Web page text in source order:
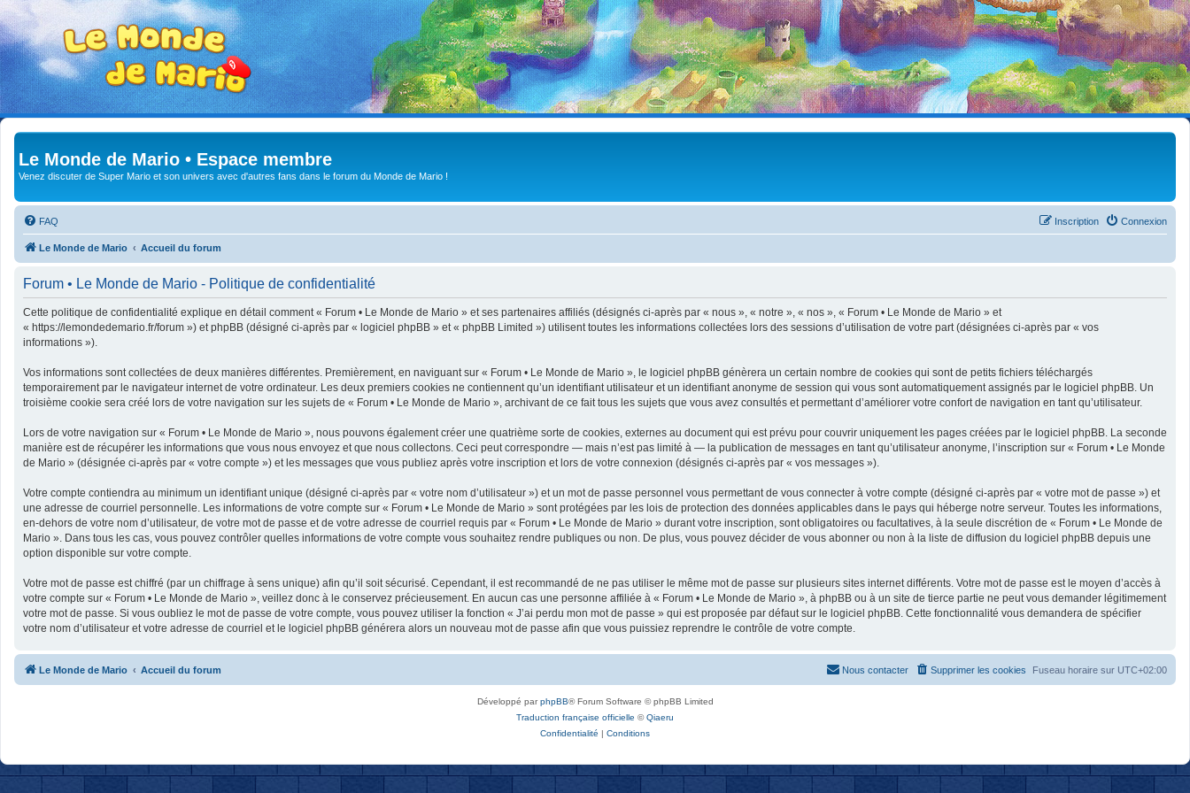
Le Monde de Mario • Espace membre
Venez discuter de Super Mario et son univers avec d'autres fans dans le forum du Monde de Mario !
FAQ Connexion
Inscription
Le Monde de Mario Accueil du forum
Forum • Le Monde de Mario - Politique de confidentialité
Cette politique de confidentialité explique en détail comment « Forum • Le Monde de Mario » et ses partenaires affiliés (désignés ci-après par « nous », « notre », « nos », « Forum • Le Monde de Mario » et
« https://lemondedemario.fr/forum ») et phpBB (désigné ci-après par « logiciel phpBB » et « phpBB Limited ») utilisent toutes les informations collectées lors des sessions d’utilisation de votre part (désignées ci-après par « vos
informations »).
Vos informations sont collectées de deux manières différentes. Premièrement, en naviguant sur « Forum • Le Monde de Mario », le logiciel phpBB génèrera un certain nombre de cookies qui sont de petits fichiers téléchargés
temporairement par le navigateur internet de votre ordinateur. Les deux premiers cookies ne contiennent qu’un identifiant utilisateur et un identifiant anonyme de session qui vous sont automatiquement assignés par le logiciel phpBB. Un
troisième cookie sera créé lors de votre navigation sur les sujets de « Forum • Le Monde de Mario », archivant de ce fait tous les sujets que vous avez consultés et permettant d’améliorer votre confort de navigation en tant qu’utilisateur.
Lors de votre navigation sur « Forum • Le Monde de Mario », nous pouvons également créer une quatrième sorte de cookies, externes au document qui est prévu pour couvrir uniquement les pages créées par le logiciel phpBB. La seconde
manière est de récupérer les informations que vous nous envoyez et que nous collectons. Ceci peut correspondre — mais n’est pas limité à — la publication de messages en tant qu’utilisateur anonyme, l’inscription sur « Forum • Le Monde
de Mario » (désignée ci-après par « votre compte ») et les messages que vous publiez après votre inscription et lors de votre connexion (désignés ci-après par « vos messages »).
Votre compte contiendra au minimum un identifiant unique (désigné ci-après par « votre nom d’utilisateur ») et un mot de passe personnel vous permettant de vous connecter à votre compte (désigné ci-après par « votre mot de passe ») et
une adresse de courriel personnelle. Les informations de votre compte sur « Forum • Le Monde de Mario » sont protégées par les lois de protection des données applicables dans le pays qui héberge notre serveur. Toutes les informations,
en-dehors de votre nom d’utilisateur, de votre mot de passe et de votre adresse de courriel requis par « Forum • Le Monde de Mario » durant votre inscription, sont obligatoires ou facultatives, à la seule discrétion de « Forum • Le Monde de
Mario ». Dans tous les cas, vous pouvez contrôler quelles informations de votre compte vous souhaitez rendre publiques ou non. De plus, vous pouvez décider de vous abonner ou non à la liste de diffusion du logiciel phpBB depuis une
option disponible sur votre compte.
Votre mot de passe est chiffré (par un chiffrage à sens unique) afin qu’il soit sécurisé. Cependant, il est recommandé de ne pas utiliser le même mot de passe sur plusieurs sites internet différents. Votre mot de passe est le moyen d’accès à
votre compte sur « Forum • Le Monde de Mario », veillez donc à le conservez précieusement. En aucun cas une personne affiliée à « Forum • Le Monde de Mario », à phpBB ou à un site de tierce partie ne peut vous demander légitimement
votre mot de passe. Si vous oubliez le mot de passe de votre compte, vous pouvez utiliser la fonction « J’ai perdu mon mot de passe » qui est proposée par défaut sur le logiciel phpBB. Cette fonctionnalité vous demandera de spécifier
votre nom d’utilisateur et votre adresse de courriel et le logiciel phpBB générera alors un nouveau mot de passe afin que vous puissiez reprendre le contrôle de votre compte.
Le Monde de Mario Accueil du forum Fuseau horaire sur UTC+02:00
Supprimer les cookies
Nous contacter
Développé parphpBB® Forum Software © phpBB Limited
Traduction française officielle ©Qiaeru
Confidentialité | Conditions